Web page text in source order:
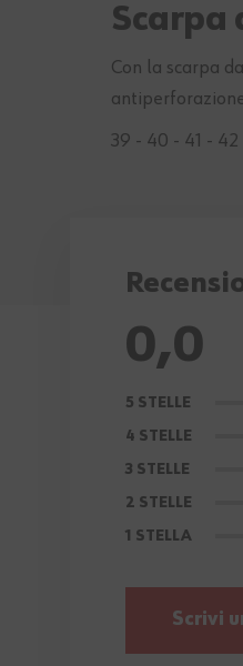
Scarpa
Con la scarpa
39 - 40 - 41 -
0,0
5 STELLE
4 STELLE
3 STELLE
2 STELLE
1 STELLA
Scrivi